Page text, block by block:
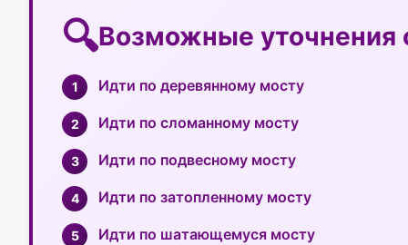
Возможные уточнения
Идти по деревянному мосту
Идти по сломанному мосту
Идти по подвесному мосту
Идти по затопленному мосту
Идти по шатающемуся мосту